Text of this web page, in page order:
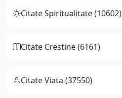
Citate Spiritualitate (10602)
Citate Crestine (6161)
Citate Viata (37550)